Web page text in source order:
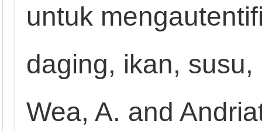
untuk
daging, ikan,
Wea, A. and